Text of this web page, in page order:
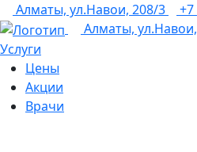
Алматы, ул.Навои, 208/3
+7
Алматы,
Услуги
Цены
Акции
Врачи